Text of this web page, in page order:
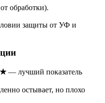
обработки).
защиты от УФ и
— лучший показатель
остывает, но плохо